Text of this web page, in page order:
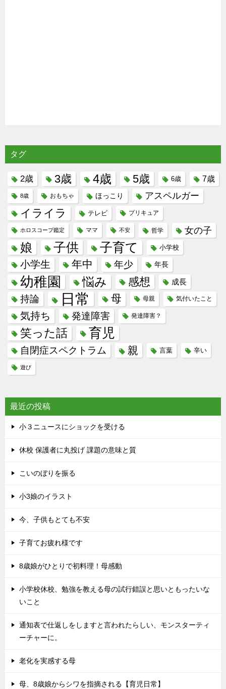
タグ
2歳 3歳 4歳 5歳 6歳 7歳
8歳 おもちゃ ほっこり アスペルガー
イライラ テレビ プリキュア
ホロスコープ鑑定 ママ 不安 哲学 女の子
娘 子供 子育て 小学校
小学生 年中 年少 年長
幼稚園 悩み 感想 成長
持論 日常 母 母親 気付いたこと
気持ち 発達障害 発達障害？
笑った話 育児
自閉症スペクトラム 親 言葉 辛い
遊び
最近の投稿
小３ニュースにショックを受ける
休校 保護者に丸投げ 課題の意味と質
こいのぼりを振る
小3娘のイラスト
今、子供もとても不安
子育てお疲れ様です
8歳娘がひとりで初料理！母感動
小学校休校、勉強を教える母の試行錯誤と思いともったいな
いこと
通知表で仕返しをしますと言われたらしい、モンスターティ
ーチャーに。
老化を実感する母
母、8歳娘からシワを指摘される【育児日常】